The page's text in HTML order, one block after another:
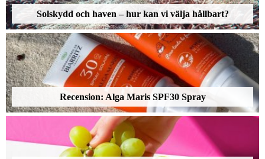
Solskydd och haven – hur kan vi välja hållbart?
Recension: Alga Maris SPF30 Spray